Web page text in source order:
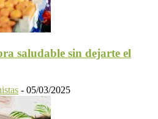
saludable sin dejarte el
- 05/03/2025